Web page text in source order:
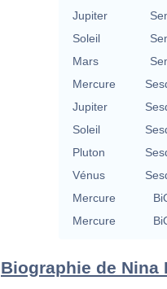
Jupiter
Soleil
Mars
Mercure
Jupiter
Soleil
Pluton
Vénus
Mercure
Mercure
Biographie de Nina